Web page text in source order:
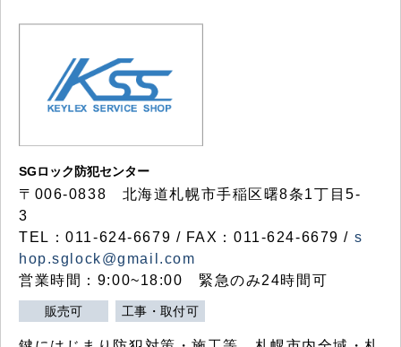
SGロック防犯センター
〒006-0838 北海道札幌市手稲区曙8条1丁目5-
3
TEL：011-624-6679 / FAX：011-624-6679 / s
hop.sglock@gmail.com
営業時間：9:00~18:00 緊急のみ24時間可
販売可 工事・取付可